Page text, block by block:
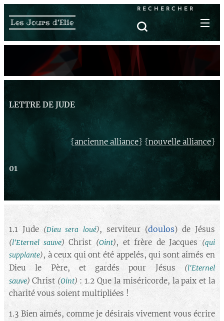
Les Jours d'Elie
RECHERCHER
LETTRE DE JUDE
{ancienne alliance} {nouvelle alliance}
01
1.1 Jude(Dieu sera loué), serviteur (doulos) de Jésus
(l'Eternel sauve) Christ (Oint), et frère de Jacques(qui
supplante), à ceux qui ont été appelés, qui sont aimés en
Dieu le Père, et gardés pour Jésus (l'Eternel
sauve) Christ (Oint) : 1.2 Que la miséricorde, la paix et la
charité vous soient multipliées !
1.3 Bien aimés, comme je désirais vivement vous écrire